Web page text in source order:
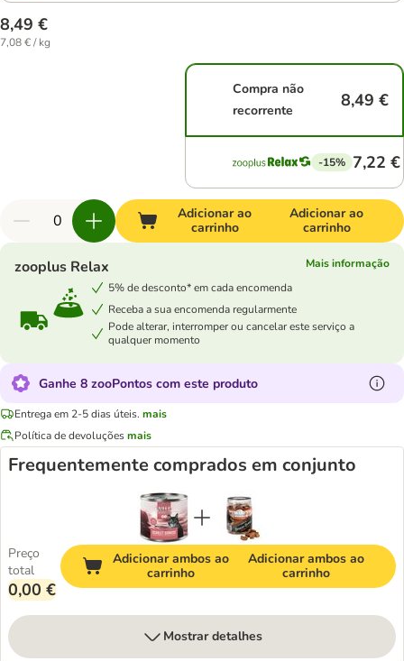
8,49 €
7,08 € / kg
Compra não
recorrente
8,49 €
-15% 7,22 €
Adicionar ao
carrinho
Adicionar ao
carrinho
zooplus Relax
Mais informação
5% de desconto* em cada encomenda
Receba a sua encomenda regularmente
Pode alterar, interromper ou cancelar este serviço a
qualquer momento
Ganhe 8 zooPontos com este produto
Entrega em 2-5 dias úteis. mais
Política de devoluçõesmais
Frequentemente comprados em conjunto
Preço
total
0,00 €
Adicionar ambos ao
carrinho
Adicionar ambos ao
carrinho
Mostrar detalhes